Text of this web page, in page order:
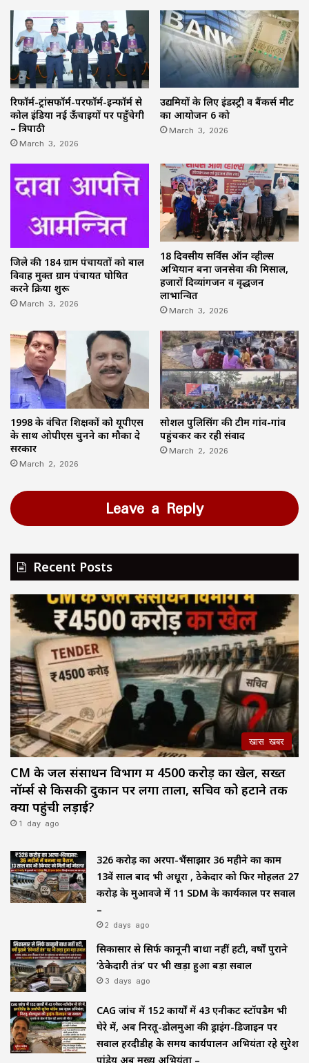
रिफॉर्म-ट्रांसफॉर्म-परफॉर्म-इन्फॉर्म से
कोल इंडिया नई ऊँचाइयों पर पहुँचेगी
– त्रिपाठी
March 3, 2026
उद्यमियों के लिए इंडस्ट्री व बैंकर्स मीट
का आयोजन 6 को
March 3, 2026
जिले की 184 ग्राम पंचायतों को बाल
विवाह मुक्त ग्राम पंचायत घोषित
करने प्रक्रिया शुरू
March 3, 2026
18 दिवसीय सर्विस ऑन व्हील्स
अभियान बना जनसेवा की मिसाल,
हजारों दिव्यांगजन व वृद्धजन
लाभान्वित
March 3, 2026
1998 के वंचित शिक्षकों को यूपीएस
के साथ ओपीएस चुनने का मौका दे
सरकार
March 2, 2026
सोशल पुलिसिंग की टीम गांव-गांव
पहुंचकर कर रही संवाद
March 2, 2026
Leave a Reply
Recent Posts
खास खबर
CM के जल संसाधन विभाग में ₹4500 करोड़ का खेल, सख्त
नॉर्म्स से किसकी दुकान पर लगा ताला, सचिव को हटाने तक
क्यों पहुंची लड़ाई?
1 day ago
₹326 करोड़ का अरपा-भैंसाझार 36 महीने का काम
13वें साल बाद भी अधूरा , ठेकेदार को फिर मोहलत ₹27
करोड़ के मुआवजे में 11 SDM के कार्यकाल पर सवाल
–
2 days ago
सिकासार से सिर्फ कानूनी बाधा नहीं हटी, वर्षों पुराने
‘ठेकेदारी तंत्र’ पर भी खड़ा हुआ बड़ा सवाल
3 days ago
CAG जांच में 152 कार्यों में 43 एनीकट स्टॉपडैम भी
घेरे में, अब निरतू-डोलमुआ की ड्राइंग-डिजाइन पर
सवाल हरदीडीह के समय कार्यपालन अभियंता रहे सुरेश
पांडेय अब मुख्य अभियंता –